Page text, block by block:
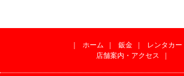
｜ ホーム ｜ 鈑金 ｜ レンタカー
店舗案内・アクセス
｜